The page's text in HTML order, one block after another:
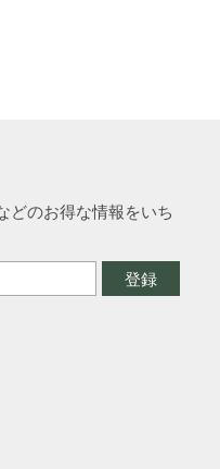
どのお得な情報をいち
登録